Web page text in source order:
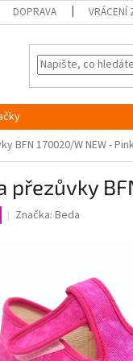
DOPRAVA VRÁCENÍ
BFN 170020/W NEW -
přezůvky
Značka: Beda